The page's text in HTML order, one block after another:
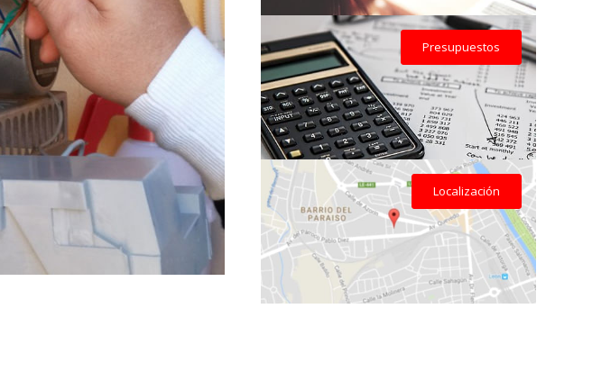
Presupuestos
Localización